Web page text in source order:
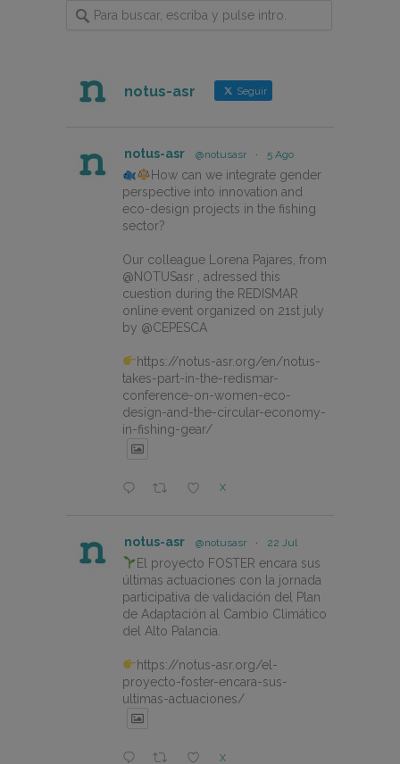
notus-asr Seguir
notus-asr @notusasr · 5 Ago
How can we integrate gender
perspective into innovation and
eco-design projects in the fishing
sector?
Our colleague Lorena Pajares, from
@NOTUSasr , adressed this
cuestion during the REDISMAR
online event organized on 21st july
by @CEPESCA
https://notus-asr.org/en/notus-
takes-part-in-the-redismar-
conference-on-women-eco-
design-and-the-circular-economy-
in-fishing-gear/
X
notus-asr @notusasr · 22 Jul
El proyecto FOSTER encara sus
últimas actuaciones con la jornada
participativa de validación del Plan
de Adaptación al Cambio Climático
del Alto Palancia.
https://notus-asr.org/el-
proyecto-foster-encara-sus-
ultimas-actuaciones/
X